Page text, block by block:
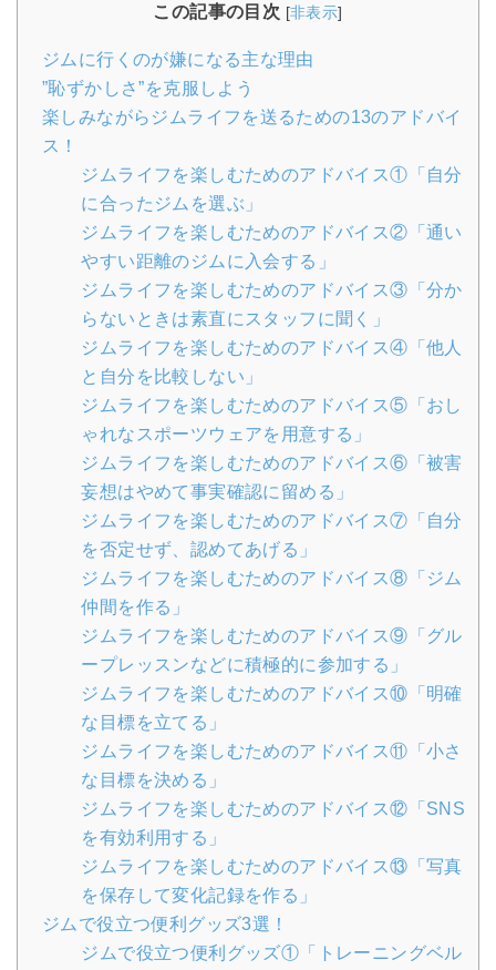
この記事の目次 [非表示]
ジムに行くのが嫌になる主な理由
”恥ずかしさ”を克服しよう
楽しみながらジムライフを送るための13のアドバイ
ス！
ジムライフを楽しむためのアドバイス①「自分
に合ったジムを選ぶ」
ジムライフを楽しむためのアドバイス②「通い
やすい距離のジムに入会する」
ジムライフを楽しむためのアドバイス③「分か
らないときは素直にスタッフに聞く」
ジムライフを楽しむためのアドバイス④「他人
と自分を比較しない」
ジムライフを楽しむためのアドバイス⑤「おし
ゃれなスポーツウェアを用意する」
ジムライフを楽しむためのアドバイス⑥「被害
妄想はやめて事実確認に留める」
ジムライフを楽しむためのアドバイス⑦「自分
を否定せず、認めてあげる」
ジムライフを楽しむためのアドバイス⑧「ジム
仲間を作る」
ジムライフを楽しむためのアドバイス⑨「グル
ープレッスンなどに積極的に参加する」
ジムライフを楽しむためのアドバイス⑩「明確
な目標を立てる」
ジムライフを楽しむためのアドバイス⑪「小さ
な目標を決める」
ジムライフを楽しむためのアドバイス⑫「SNS
を有効利用する」
ジムライフを楽しむためのアドバイス⑬「写真
を保存して変化記録を作る」
ジムで役立つ便利グッズ3選！
ジムで役立つ便利グッズ①「トレーニングベル